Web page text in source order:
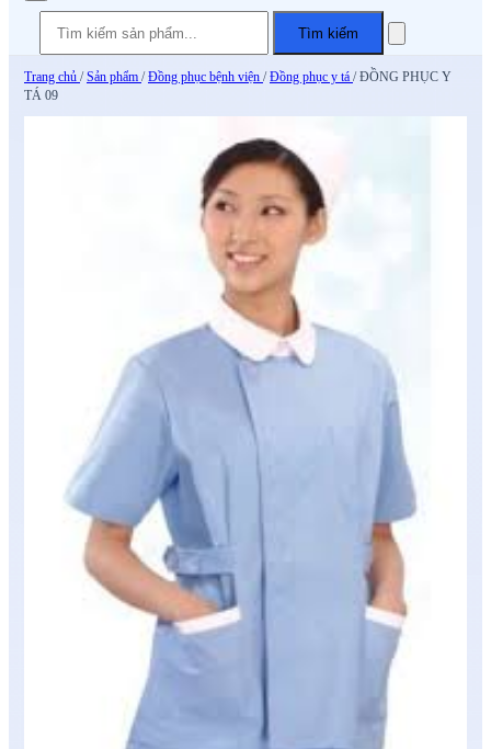
Tìm kiếm
Trang chủ / Sản phẩm / Đồng phục bệnh viện / Đồng phục y tá / ĐỒNG PHỤC Y
TÁ 09